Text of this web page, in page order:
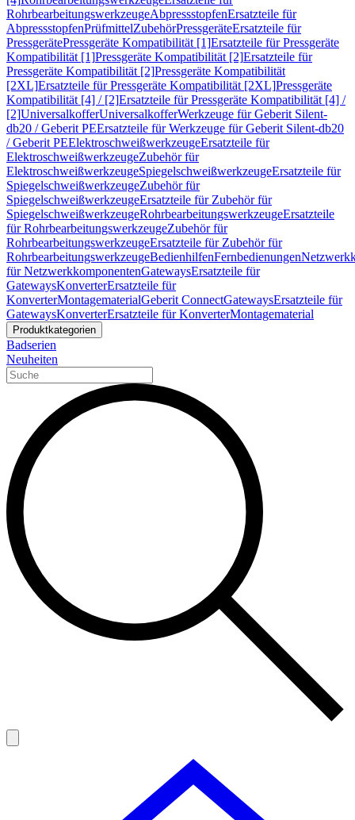
RohrbearbeitungswerkzeugeAbpressstopfenErsatzteile für
AbpressstopfenPrüfmittelZubehörPressgeräteErsatzteile für
PressgerätePressgeräte Kompatibilität [1]Ersatzteile für Pressgeräte
Kompatibilität [1]Pressgeräte Kompatibilität [2]Ersatzteile für
Pressgeräte Kompatibilität [2]Pressgeräte Kompatibilität
[2XL]Ersatzteile für Pressgeräte Kompatibilität [2XL]Pressgeräte
Kompatibilität [4] / [2]Ersatzteile für Pressgeräte Kompatibilität [4] /
[2]UniversalkofferUniversalkofferWerkzeuge für Geberit Silent-
db20 / Geberit PEErsatzteile für Werkzeuge für Geberit Silent-db20
/ Geberit PEElektroschweißwerkzeugeErsatzteile für
ElektroschweißwerkzeugeZubehör für
ElektroschweißwerkzeugeSpiegelschweißwerkzeugeErsatzteile für
SpiegelschweißwerkzeugeZubehör für
SpiegelschweißwerkzeugeErsatzteile für Zubehör für
SpiegelschweißwerkzeugeRohrbearbeitungswerkzeugeErsatzteile
für RohrbearbeitungswerkzeugeZubehör für
RohrbearbeitungswerkzeugeErsatzteile für Zubehör für
RohrbearbeitungswerkzeugeBedienhilfenFernbedienungen
für NetzwerkkomponentenGatewaysErsatzteile für
GatewaysKonverterErsatzteile für
KonverterMontagematerialGeberit ConnectGatewaysErsatzteile für
GatewaysKonverterErsatzteile für KonverterMontagematerial
Produktkategorien
Badserien
Neuheiten